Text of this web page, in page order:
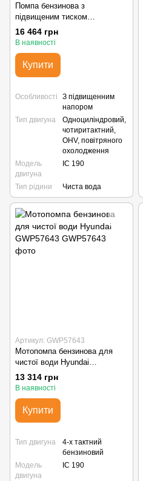
Помпа бензинова з
підвищеним тиском
GWP57645 Hyundai
16 464 грн
В наявності
Купити
Особливості
З підвищенним
напором
Тип двигуна
Одноциліндровий,
чотиритактний,
OHV, повітряного
охолодження
Модель
двигуна
IC 190
Тип рідини Чиста вода
Артикул: GWP57643
Мотопомпа бензинова для
чистої води Hyundai
GWP57643
13 314 грн
В наявності
Купити
Тип двигуна
4-х тактний
бензиновий
Модель
двигуна
IC 190